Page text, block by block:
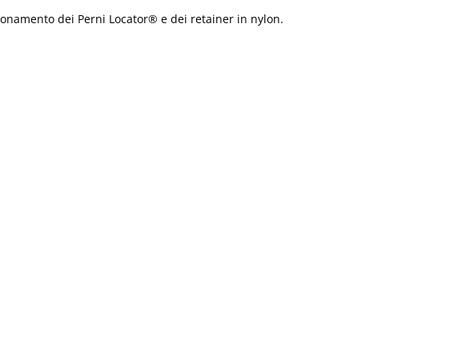
dei Perni Locator® e dei retainer in nylon.